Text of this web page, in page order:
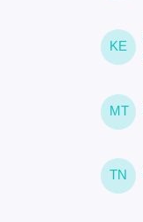
KE
MT
TN